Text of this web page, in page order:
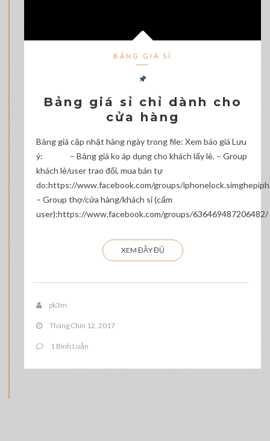
BẢNG GIÁ SỈ
Bảng giá sỉ chỉ dành cho
cửa hàng
Bảng giá cập nhật hàng ngày trong file: Xem báo giá Lưu
ý: – Bảng giá ko áp dụng cho khách lấy lẻ. – Group
khách lẻ/user trao đổi, mua bán tự
do:https://www.facebook.com/groups/
– Group thợ/cửa hàng/khách sỉ (cấm
user):https://www.facebook.com/groups/636469487206482/
XEM ĐẦY ĐỦ
pk3m
Tháng Chín 12, 2017
1 Bình Luận